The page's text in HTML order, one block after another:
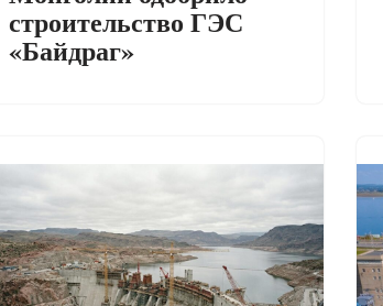
строительство ГЭС
«Байдраг»